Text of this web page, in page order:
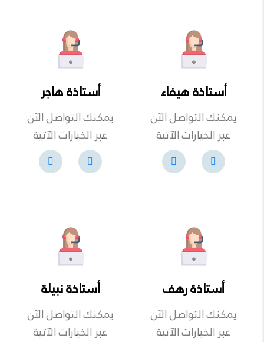
أستاذة هيفاء
يمكنك التواصل الآن
عبر الخيارات الآتية
أستاذة هاجر
يمكنك التواصل الآن
عبر الخيارات الآتية
أستاذة رهف
يمكنك التواصل الآن
عبر الخيارات الآتية
أستاذة نبيلة
يمكنك التواصل الآن
عبر الخيارات الآتية